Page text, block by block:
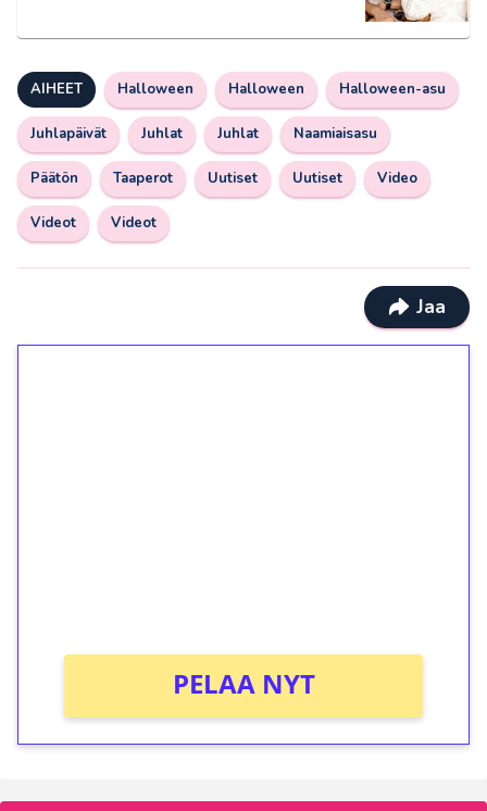
AIHEET Halloween Halloween Halloween-asu
Juhlapäivät Juhlat Juhlat Naamiaisasu
Päätön Taaperot Uutiset Uutiset Video
Videot Videot
Jaa
PELAA NYT